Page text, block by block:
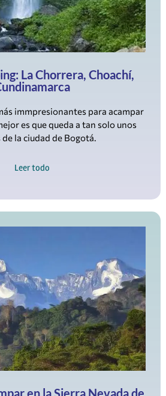
La Chorrera, Choachí,
immpresionantes para acampar
es que queda a tan solo unos
Leer todo
en la Sierra Nevada de
Marta?
Sierra Nevada de Santa